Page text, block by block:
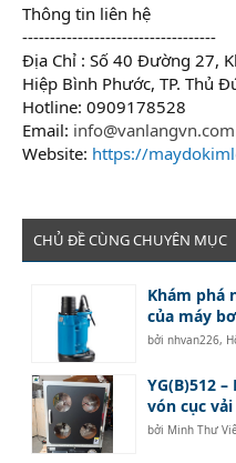
Thông tin liên hệ
-----------------------------------
Địa Chỉ : Số 40 Đường 27,
Hiệp Bình Phước, TP. Thủ
Hotline: 0909178528
Email: info@vanlangvn.com
Website: https://
CHỦ ĐỀ CÙNG CHUYÊN MỤC
Khám phá
của máy
bởinhvan226,
YG(B)512
vón cục vải
bởi Minh Thư